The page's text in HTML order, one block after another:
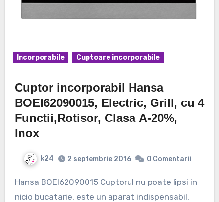
Incorporabile Cuptoare incorporabile
Cuptor incorporabil Hansa
BOEI62090015, Electric, Grill, cu 4
Functii,Rotisor, Clasa A-20%,
Inox
k24 2 septembrie 2016 0 Comentarii
Hansa BOEI62090015 Cuptorul nu poate lipsi in
nicio bucatarie, este un aparat indispensabil,